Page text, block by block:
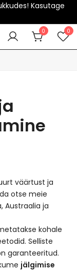
Kasutage
0 0
väärtust ja
otse meie
Austraalia ja
kohale
Selliste
garanteeritud.
jälgimise